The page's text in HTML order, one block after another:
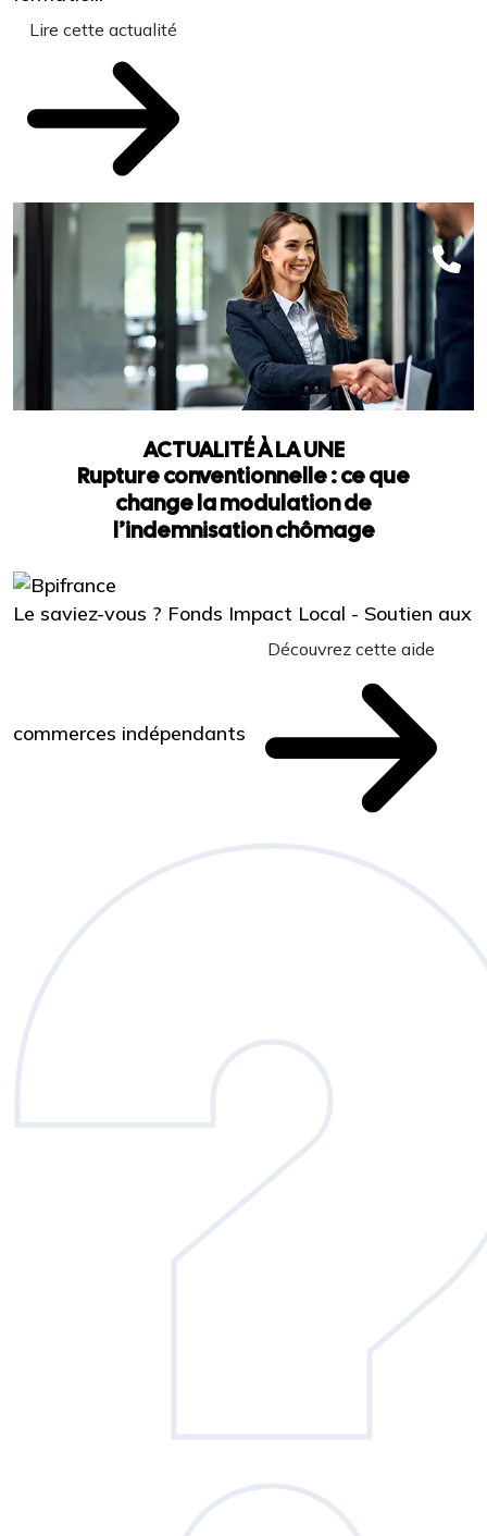
Lire cette actualité
ACTUALITÉ À LA UNE
Rupture conventionnelle : ce que
change la modulation de
l’indemnisation chômage
Le saviez-vous ? Fonds Impact Local - Soutien aux
commerces indépendants
Découvrez cette aide